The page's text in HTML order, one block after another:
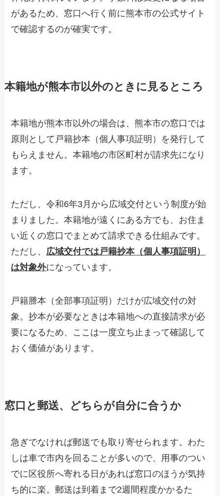
があるため、窓口へ行く前に熊本市の公式サイト
で確認するのが確実です。
本籍地が熊本市以外のときに見るところ
本籍地が熊本市以外の場合は、熊本市の窓口では
原則として戸籍抄本（個人事項証明）を発行して
もらえません。本籍地の市区町村が請求先になり
ます。
ただし、令和6年3月から広域交付という制度が始
まりました。本籍地が遠くにある方でも、お住ま
い近くの窓口でまとめて請求できる仕組みです。
ただし、 広域交付では戸籍抄本（個人事項証明）
は対象外になっています。
戸籍謄本（全部事項証明）だけが広域交付の対
象。抄本が必要なときは本籍地への直接請求が必
要になるため、ここは一度立ち止まって確認して
おく価値があります。
窓口と郵送、どちらが自分に合うか
急ぎでなければ郵送でも取り寄せられます。わた
しは車で市内を回ることが多いので、用事のつい
でに区役所へ寄れる日があれば窓口のほうが気持
ち的に楽。郵送は到着まで2週間程度かかるた